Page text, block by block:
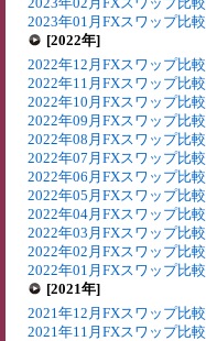
2023年01月FXスワップ比較
[2022年]
2022年12月FXスワップ比較
2022年11月FXスワップ比較
2022年10月FXスワップ比較
2022年09月FXスワップ比較
2022年08月FXスワップ比較
2022年07月FXスワップ比較
2022年06月FXスワップ比較
2022年05月FXスワップ比較
2022年04月FXスワップ比較
2022年03月FXスワップ比較
2022年02月FXスワップ比較
2022年01月FXスワップ比較
[2021年]
2021年12月FXスワップ比較
2021年11月FXスワップ比較